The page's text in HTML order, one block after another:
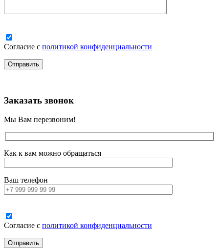
Согласие с политикой конфиденциальности
Заказать звонок
Мы Вам перезвоним!
Как к вам можно обращаться
Ваш телефон
Согласие с политикой конфиденциальности